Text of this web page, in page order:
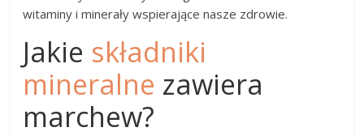
witaminy i minerały wspierające nasze zdrowie.
Jakie składniki
mineralne zawiera
marchew?